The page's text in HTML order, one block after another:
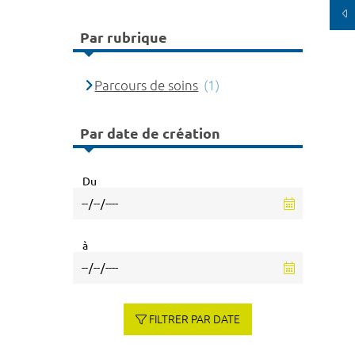
Par rubrique
Parcours de soins (1)
Par date de création
Du
à
FILTRER PAR DATE